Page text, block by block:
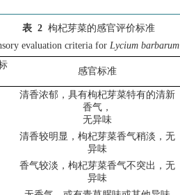
表 2 枸杞芽菜的感官评价标准
evaluation criteria for Lycium barbarum
感官标准
清香浓郁，具有枸杞芽菜特有的清新
香气，
无异味
清香较明显，枸杞芽菜香气稍淡，无
异味
香气较淡，枸杞芽菜香气不突出，无
异味